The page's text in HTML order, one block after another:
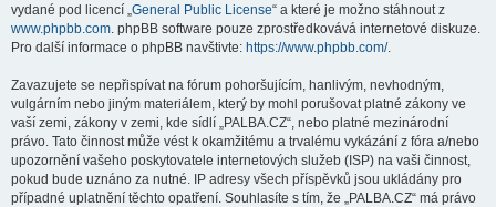
vydané pod licencí „General Public License“ a které je možno stáhnout z
www.phpbb.com. phpBB software pouze zprostředkovává internetové diskuze.
Pro další informace o phpBB navštivte: https://www.phpbb.com/.
Zavazujete se nepřispívat na fórum pohoršujícím, hanlivým, nevhodným,
vulgárním nebo jiným materiálem, který by mohl porušovat platné zákony ve
vaší zemi, zákony v zemi, kde sídlí „PALBA.CZ“, nebo platné mezinárodní
právo. Tato činnost může vést k okamžitému a trvalému vykázání z fóra a/nebo
upozornění vašeho poskytovatele internetových služeb (ISP) na vaši činnost,
pokud bude uznáno za nutné. IP adresy všech příspěvků jsou ukládány pro
případné uplatnění těchto opatření. Souhlasíte s tím, že „PALBA.CZ“ má právo